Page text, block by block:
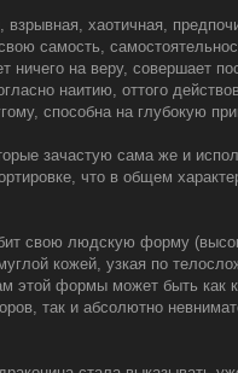
хаотичная,
самость,
ничего на веру, совершает
наитию, оттого
способна на глубокую
зачастую сама же и
что в общем
свою людскую форму
кожей, узкая по
этой формы может быть как
так и абсолютно